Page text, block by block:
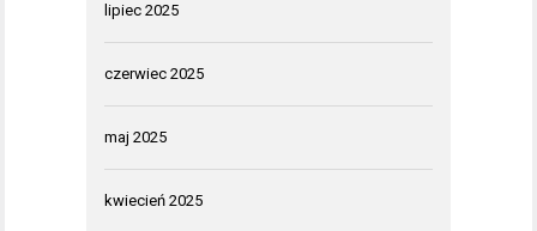
lipiec 2025
czerwiec 2025
maj 2025
kwiecień 2025